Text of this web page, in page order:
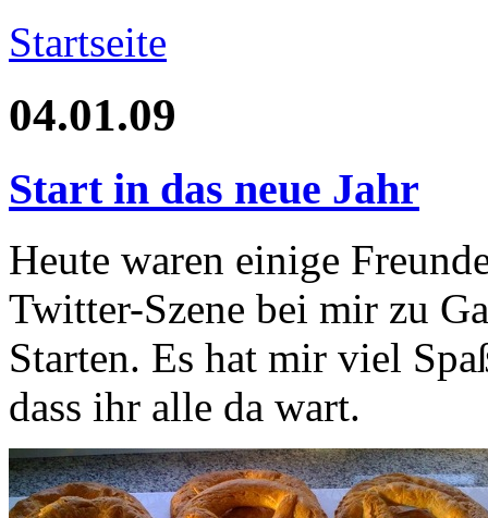
Startseite
04.01.09
Start in das neue Jahr
Heute waren einige
Twitter-Szene bei mir zu
Starten. Es hat mir viel
dass ihr alle da wart.